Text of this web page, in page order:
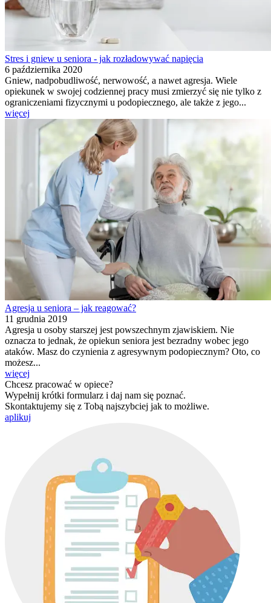
Stres i gniew u seniora - jak rozładowywać napięcia
6 października 2020
Gniew, nadpobudliwość, nerwowość, a nawet agresja. Wiele
opiekunek w swojej codziennej pracy musi zmierzyć się nie tylko z
ograniczeniami fizycznymi u podopiecznego, ale także z jego...
więcej
Agresja u seniora – jak reagować?
11 grudnia 2019
Agresja u osoby starszej jest powszechnym zjawiskiem. Nie
oznacza to jednak, że opiekun seniora jest bezradny wobec jego
ataków. Masz do czynienia z agresywnym podopiecznym? Oto, co
możesz...
więcej
Chcesz pracować w opiece?
Wypełnij krótki formularz i daj nam się poznać.
Skontaktujemy się z Tobą najszybciej jak to możliwe.
aplikuj